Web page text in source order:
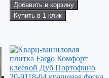
Добавить в корзину
Купить в 1 клик